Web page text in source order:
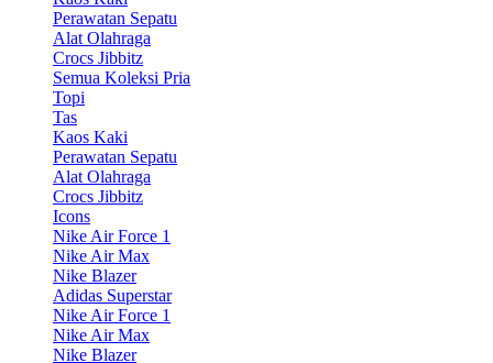
Perawatan Sepatu
Alat Olahraga
Crocs Jibbitz
Semua Koleksi Pria
Topi
Tas
Kaos Kaki
Perawatan Sepatu
Alat Olahraga
Crocs Jibbitz
Icons
Nike Air Force 1
Nike Air Max
Nike Blazer
Adidas Superstar
Nike Air Force 1
Nike Air Max
Nike Blazer